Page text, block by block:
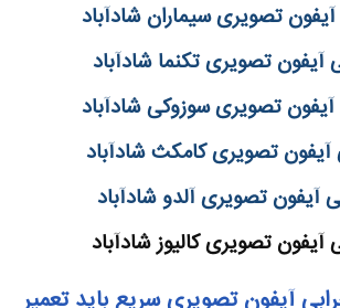
تصویری سیماران شادآباد
آیفون تصویری تکنما شادآباد
آیفون تصویری سوزوکی شادآباد
آیفون تصویری کامکث شادآباد
آیفون تصویری آلدو شادآباد
آیفون تصویری کالیوز شادآباد
آیفون تصویری سریع باید تعمیر